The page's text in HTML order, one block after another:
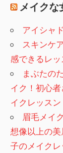
メイクな
アイシャ
スキンケ
感できるレ
まぶたの
イク！初心
イクレッスン
眉毛メイ
想像以上の
子のメイクレ